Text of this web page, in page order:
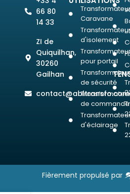
66 80
14 33
ZI de
Quiquilhan,
30260
Gailhan
contact@abltransfo.com
Caravane
d'isolement
pour portail
de sécurité
de commande
d'éclairage
Fièrement propulsé par